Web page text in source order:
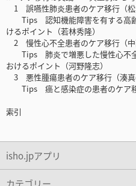
1 誤嚥性肺炎患者のケア移行（松
Tips 認知機能障害を有する高齢
けるポイント（若林秀隆）
2 慢性心不全患者のケア移行（中
Tips 肺炎で増悪した慢性心不全
おけるポイント（河野隆志）
3 悪性腫瘍患者のケア移行（湊真
Tips 癌と感染症の患者のケア移
索引
isho.jpアプリ
カテゴリー